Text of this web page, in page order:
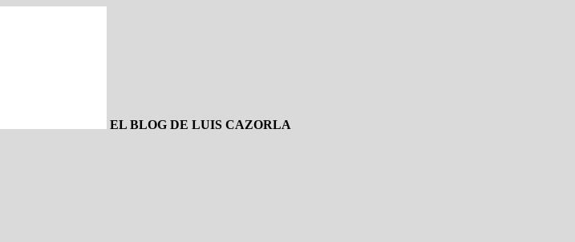
EL BLOG DE LUIS CAZORLA